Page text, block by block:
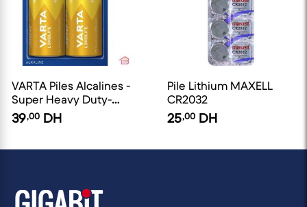
VARTA Piles Alcalines -
Super Heavy Duty-
Type D // Pour Chauffe
Eau - Jouets // Pack
39,00 DH
Pile Lithium MAXELL
CR2032
25,00 DH